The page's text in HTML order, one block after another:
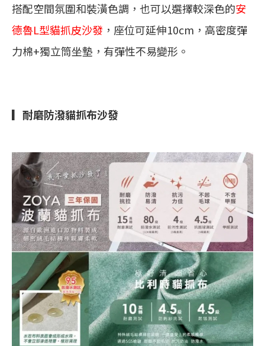
搭配空間氛圍和裝潢色調，也可以選擇較深色的安
德魯L型貓抓皮沙發 ，座位可延伸10cm，高密度彈
力棉+獨立筒坐墊，有彈性不易變形。
▎耐磨防潑貓抓布沙發